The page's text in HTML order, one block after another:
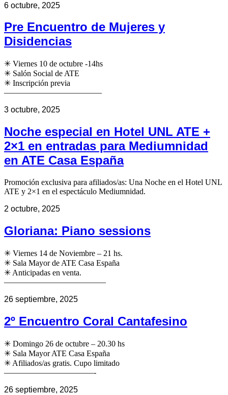
6 octubre, 2025
Pre Encuentro de Mujeres y
Disidencias
✳ Viernes 10 de octubre -14hs
✳ Salón Social de ATE
✳ Inscripción previa
————————————
3 octubre, 2025
Noche especial en Hotel UNL ATE +
2×1 en entradas para Mediumnidad
en ATE Casa España
Promoción exclusiva para afiliados/as: Una Noche en el Hotel UNL
ATE y 2×1 en el espectáculo Mediumnidad.
2 octubre, 2025
Gloriana: Piano sessions
✳ Viernes 14 de Noviembre – 21 hs.
✳ Sala Mayor de ATE Casa España
✳ Anticipadas en venta.
————————————–
26 septiembre, 2025
2º Encuentro Coral Cantafesino
✳ Domingo 26 de octubre – 20.30 hs
✳ Sala Mayor ATE Casa España
✳ Afiliados/as gratis. Cupo limitado
———————————-
26 septiembre, 2025